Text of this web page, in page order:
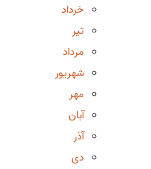
خرداد
تیر
مرداد
شهریور
مهر
آبان
آذر
دی